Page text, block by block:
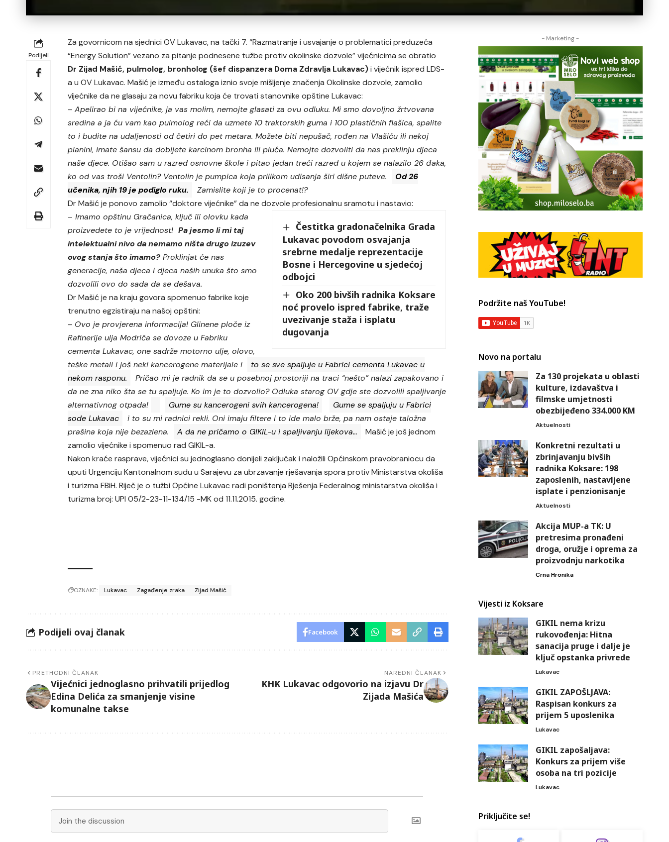
Podijeli
Za govornicom na sjednici OV Lukavac, na tački 7. “Razmatranje i usvajanje o problematici preduzeća
“Energy Solution” vezano za pitanje podnesene tužbe protiv okolinske dozvole” vijećnicima se obratio
Dr Zijad Mašić, pulmolog, bronholog (šef dispanzera Doma Zdravlja Lukavac)i vijećnik ispred LDS-
a u OV Lukavac. Mašić je između ostaloga iznio svoje mišljenje značenja Okolinske dozvole, zamolio
vijećnike da ne glasaju za novu fabriku koja će trovati stanovnike opštine Lukavac:
–Apelirao bi na vijećnike, ja vas molim, nemojte glasati za ovu odluku. Mi smo dovoljno žrtvovana
sredina a ja ću vam kao pulmolog reći da uzmete 10 traktorskih guma i 100 plastičnih flašica, spalite
to i budite na udaljenosti od četiri do pet metara. Možete biti nepušač, rođen na Vlašiću ili nekoj
planini, imate šansu da dobijete karcinom bronha ili pluća. Nemojte dozvoliti da nas preklinju djeca
naše djece. Otišao sam u razred osnovne škole i pitao jedan treći razred u kojem se nalazilo 26 đaka,
ko od vas troši Ventolin? Ventolin je pumpica koja prilikom udisanja širi dišne puteve.
Od 26
učenika, njih 19 je podiglo ruku.
Zamislite koji je to procenat!?
Dr Mašić je ponovo zamolio “doktore vijećnike” da ne dozvole profesionalnu sramotu i nastavio:
Čestitka gradonačelnika Grada
Lukavac povodom osvajanja
srebrne medalje reprezentacije
Bosne i Hercegovine u sjedećoj
odbojci
Oko 200 bivših radnika Koksare
noć provelo ispred fabrike, traže
uvezivanje staža i isplatu
dugovanja
– Imamo opštinu Gračanica, ključ ili olovku kada
proizvedete to je vrijednost!Pa jesmo li mi taj
intelektualni nivo da nemamo ništa drugo izuzev
ovog stanja što imamo? Proklinjat će nas
generacije, naša djeca i djeca naših unuka što smo
dozvolili ovo do sada da se dešava.
Dr Mašić je na kraju govora spomenuo fabrike koje
trenutno egzistiraju na našoj opštini:
– Ovo je provjerena informacija! Glinene ploče iz
Rafinerije ulja Modriča se dovoze u Fabriku
cementa Lukavac, one sadrže motorno ulje, olovo,
teške metali i još neki kancerogene materijale i
to se sve spaljuje u Fabrici cementa Lukavac u
nekom rasponu.
Pričao mi je radnik da se u posebnoj prostoriji na traci “nešto” nalazi zapakovano i
da ne zna niko šta se tu spaljuje. Ko im je to dozvolio? Odluka starog OV gdje ste dozvolili spaljivanje
alternativnog otpada!
Gume su kancerogeni svih kancerogena!
Gume se spaljuju u Fabrici
sode Lukavac
i to su mi radnici rekli. Oni imaju filtere i to ide malo brže, pa nam ostaje taložna
prašina koja nije bezazlena.
A da ne pričamo o GIKIL-u i spaljivanju lijekova…
Mašić je još jednom
zamolio vijećnike i spomenuo rad GIKIL-a.
Nakon kraće rasprave, vijećnici su jednoglasno donijeli zaključak i naložili Općinskom pravobraniocu da
uputi Urgenciju Kantonalnom sudu u Sarajevu za ubrzavanje rješavanja spora protiv Ministarstva okoliša
i turizma FBiH. Riječ je o tužbi Općine Lukavac radi poništenja Rješenja Federalnog ministarstva okoliša i
turizma broj: UPI 05/2-23-11-134/15 -MK od 11.11.2015. godine.
OZNAKE: Lukavac Zagađenje zraka Zijad Mašić
Podijeli ovaj članak Facebook
PRETHODNI ČLANAK
Vijećnici jednoglasno prihvatili prijedlog
Edina Delića za smanjenje visine
komunalne takse
NAREDNI ČLANAK
KHK Lukavac odgovorio na izjavu Dr
Zijada Mašića
- Marketing -
Podržite naš YouTube!
Novo na portalu
Za 130 projekata u oblasti
kulture, izdavaštva i
filmske umjetnosti
obezbijeđeno 334.000 KM
Aktuelnosti
Konkretni rezultati u
zbrinjavanju bivših
radnika Koksare: 198
zaposlenih, nastavljene
isplate i penzionisanje
Aktuelnosti
Akcija MUP-a TK: U
pretresima pronađeni
droga, oružje i oprema za
proizvodnju narkotika
Crna Hronika
Vijesti iz Koksare
GIKIL nema krizu
rukovođenja: Hitna
sanacija pruge i dalje je
ključ opstanka privrede
Lukavac
GIKIL ZAPOŠLJAVA:
Raspisan konkurs za
prijem 5 uposlenika
Lukavac
GIKIL zapošaljava:
Konkurs za prijem više
osoba na tri pozicije
Lukavac
Priključite se!